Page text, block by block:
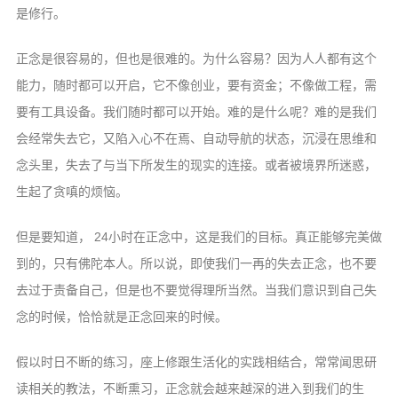
是修行。
正念是很容易的，但也是很难的。为什么容易？因为人人都有这个
能力，随时都可以开启，它不像创业，要有资金；不像做工程，需
要有工具设备。我们随时都可以开始。难的是什么呢？难的是我们
会经常失去它，又陷入心不在焉、自动导航的状态，沉浸在思维和
念头里，失去了与当下所发生的现实的连接。或者被境界所迷惑，
生起了贪嗔的烦恼。
但是要知道， 24小时在正念中，这是我们的目标。真正能够完美做
到的，只有佛陀本人。所以说，即使我们一再的失去正念，也不要
去过于责备自己，但是也不要觉得理所当然。当我们意识到自己失
念的时候，恰恰就是正念回来的时候。
假以时日不断的练习，座上修跟生活化的实践相结合，常常闻思研
读相关的教法，不断熏习，正念就会越来越深的进入到我们的生